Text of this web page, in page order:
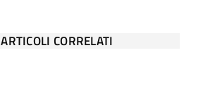
ARTICOLI CORRELATI